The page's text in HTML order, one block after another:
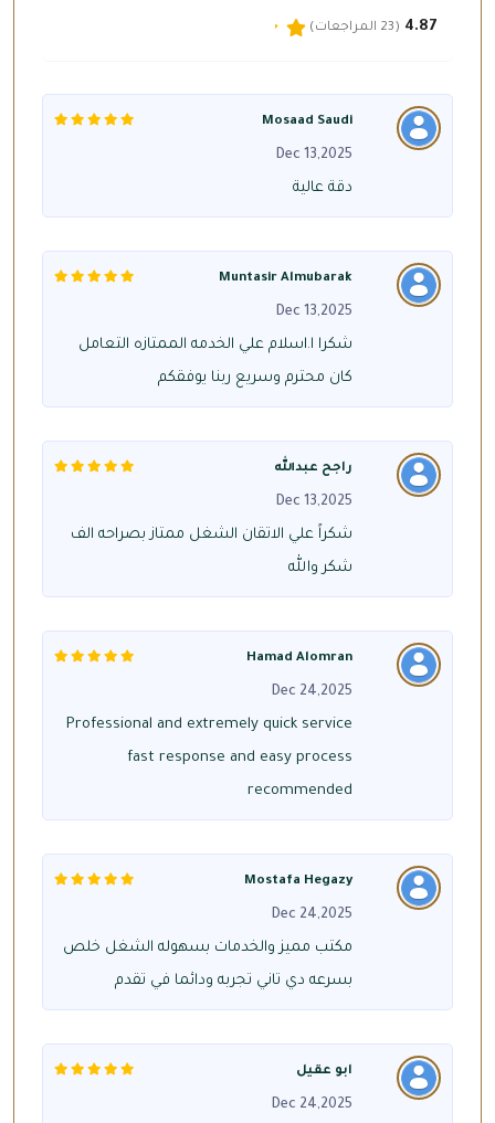
4.87 (23 المراجعات)
Mosaad Saudi
Dec 13,2025
دقة عالية
Muntasir Almubarak
Dec 13,2025
شكرا ا.اسلام علي الخدمه الممتازه التعامل
كان محترم وسريع ربنا يوفقكم
راجح عبدالله
Dec 13,2025
شكراً علي الاتقان الشغل ممتاز بصراحه الف
شكر والله
Hamad Alomran
Dec 24,2025
Professional and extremely quick service
fast response and easy process
recommended
Mostafa Hegazy
Dec 24,2025
مكتب مميز والخدمات بسهوله الشغل خلص
بسرعه دي تاني تجربه ودائما في تقدم
ابو عقيل
Dec 24,2025